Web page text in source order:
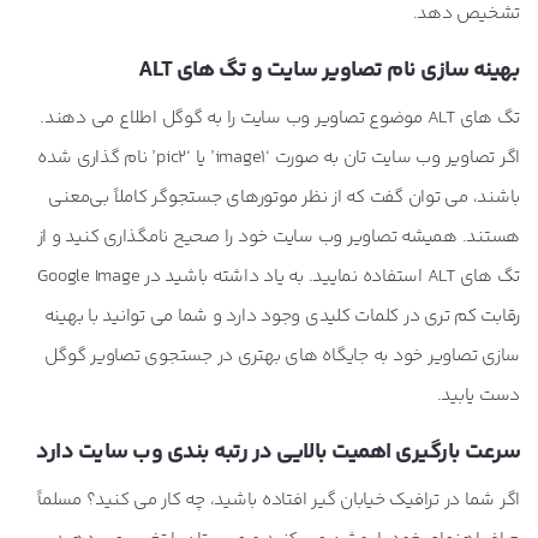
تشخیص دهد.
بهینه سازی نام تصاویر سایت و تگ های ALT
تگ های ALT موضوع تصاویر وب سایت را به گوگل اطلاع می دهند.
اگر تصاویر وب سایت تان به صورت ‘image1’ یا ‘pic2’ نام گذاری شده
باشند، می توان گفت که از نظر موتورهای جستجوگر کاملاً بی‌معنی
هستند. همیشه تصاویر وب سایت خود را صحیح نامگذاری کنید و از
تگ های ALT استفاده نمایید. به یاد داشته باشید در Google Image
رقابت کم تری در کلمات کلیدی وجود دارد و شما می توانید با بهینه
سازی تصاویر خود به جایگاه های بهتری در جستجوی تصاویر گوگل
دست یابید.
سرعت بارگیری اهمیت بالایی در رتبه بندی وب سایت دارد
اگر شما در ترافیک خیابان گیر افتاده باشید، چه کار می کنید؟ مسلماً